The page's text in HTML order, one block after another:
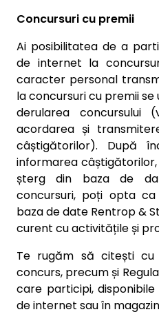
Concursuri cu premii
Ai posibilitatea de a
de internet la
caracter personal
la concursuri cu premii
derularea concursului
acordarea și
câștigătorilor). După
informarea
șterg din baza de
concursuri, poți opta
baza de date Rentrop &
curent cu activitățile și
Te rugăm să citești
concurs, precum și
care participi,
de internet sau în